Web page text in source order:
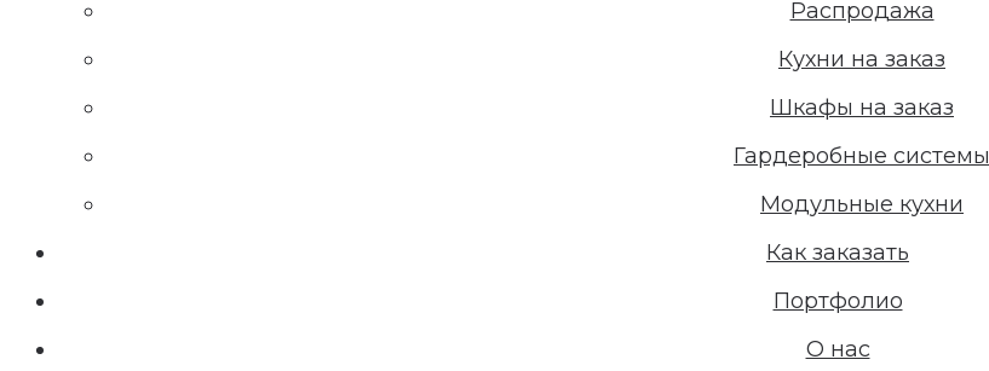
Распродажа
Кухни на заказ
Шкафы на заказ
Гардеробные системы
Модульные кухни
Как заказать
Портфолио
О нас